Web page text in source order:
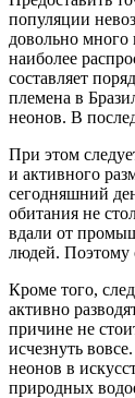
популяции
довольно много
наиболее
составляет
племена в
неонов. В
При этом
и активного
сегодняшний
обитания не
вдали от
людей. Поэтому
Кроме того,
активно
причине не
исчезнуть
неонов в
природных